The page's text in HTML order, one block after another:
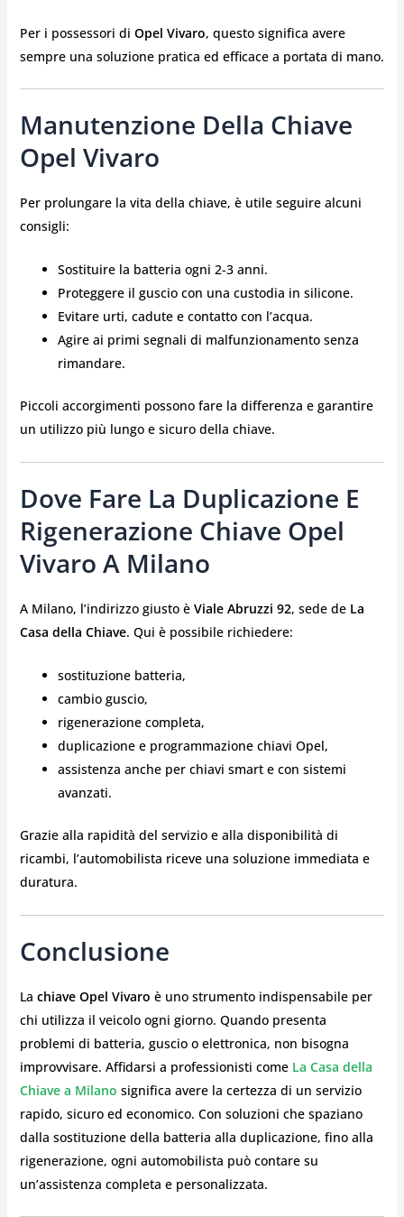
Per i possessori di Opel Vivaro, questo significa avere
sempre una soluzione pratica ed efficace a portata di mano.
Manutenzione Della Chiave
Opel Vivaro
Per prolungare la vita della chiave, è utile seguire alcuni
consigli:
Sostituire la batteria ogni 2-3 anni.
Proteggere il guscio con una custodia in silicone.
Evitare urti, cadute e contatto con l’acqua.
Agire ai primi segnali di malfunzionamento senza
rimandare.
Piccoli accorgimenti possono fare la differenza e garantire
un utilizzo più lungo e sicuro della chiave.
Dove Fare La Duplicazione E
Rigenerazione Chiave Opel
Vivaro A Milano
A Milano, l’indirizzo giusto è Viale Abruzzi 92, sede de La
Casa della Chiave. Qui è possibile richiedere:
sostituzione batteria,
cambio guscio,
rigenerazione completa,
duplicazione e programmazione chiavi Opel,
assistenza anche per chiavi smart e con sistemi
avanzati.
Grazie alla rapidità del servizio e alla disponibilità di
ricambi, l’automobilista riceve una soluzione immediata e
duratura.
Conclusione
La chiave Opel Vivaro è uno strumento indispensabile per
chi utilizza il veicolo ogni giorno. Quando presenta
problemi di batteria, guscio o elettronica, non bisogna
improvvisare. Affidarsi a professionisti come La Casa della
Chiave a Milano significa avere la certezza di un servizio
rapido, sicuro ed economico. Con soluzioni che spaziano
dalla sostituzione della batteria alla duplicazione, fino alla
rigenerazione, ogni automobilista può contare su
un’assistenza completa e personalizzata.